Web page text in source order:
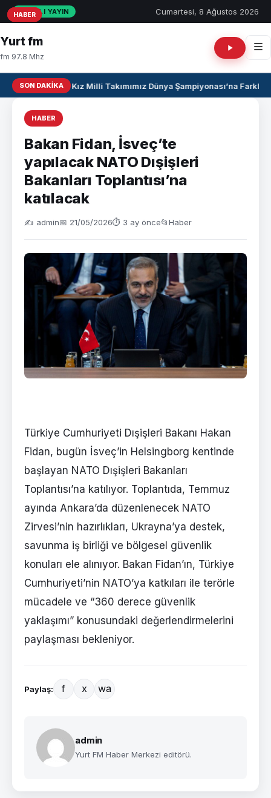
CANLI YAYIN Cumartesi, 8 Ağustos 2026
Yurt fm
fm 97.8 Mhz
SON DAKIKAU17 Kız Milli Takımımız Dünya Şampiyonası’na Farklı
HABER
Bakan Fidan, İsveç’te
yapılacak NATO Dışişleri
Bakanları Toplantısı’na
katılacak
✍️ admin📅 21/05/2026⏱ 3 ay önce📂Haber
Türkiye Cumhuriyeti Dışişleri Bakanı Hakan
Fidan, bugün İsveç’in Helsingborg kentinde
başlayan NATO Dışişleri Bakanları
Toplantısı’na katılıyor. Toplantıda, Temmuz
ayında Ankara’da düzenlenecek NATO
Zirvesi’nin hazırlıkları, Ukrayna’ya destek,
savunma iş birliği ve bölgesel güvenlik
konuları ele alınıyor. Bakan Fidan’ın, Türkiye
Cumhuriyeti’nin NATO’ya katkıları ile terörle
mücadele ve “360 derece güvenlik
yaklaşımı” konusundaki değerlendirmelerini
paylaşması bekleniyor.
Paylaş: f x wa
admin
Yurt FM Haber Merkezi editörü.
HABER
HABER
HABER